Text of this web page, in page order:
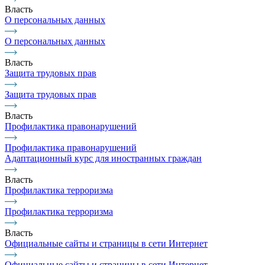
Власть
О персональных данных
О персональных данных
Власть
Защита трудовых прав
Защита трудовых прав
Власть
Профилактика правонарушений
Профилактика правонарушений
Адаптационный курс для иностранных граждан
Власть
Профилактика терроризма
Профилактика терроризма
Власть
Официальные сайты и страницы в сети Интернет